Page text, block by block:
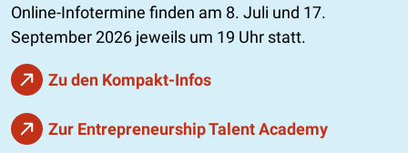
Online-Infotermine finden am 8. Juli und 17.
September 2026 jeweils um 19 Uhr statt.
Zu den Kompakt-Infos
Zur Entrepreneurship Talent Academy